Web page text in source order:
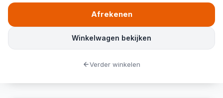
Winkelwagen bekijken
Afrekenen
Verder winkelen